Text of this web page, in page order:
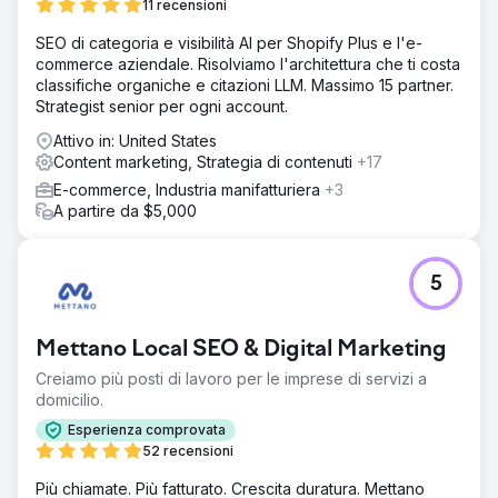
posizioni nei risultati di ricerca per le parole chiave più
redditizie di Chicago relative alle vetrine. Come risultato
diretto, il cliente genera attualmente centinaia di lead
qualificati al mese esclusivamente tramite traffico
organico. Siamo riusciti a farli passare da una visibilità pari
a zero a uno dei siti più in alto nella classifica della zona.
Vai alla pagina agenzia
11 recensioni
SEO di categoria e visibilità AI per Shopify Plus e l'e-
commerce aziendale. Risolviamo l'architettura che ti costa
classifiche organiche e citazioni LLM. Massimo 15 partner.
Strategist senior per ogni account.
Attivo in: United States
Content marketing, Strategia di contenuti +17
E-commerce, Industria manifatturiera +3
A partire da $5,000
Mettano Local SEO & Digital Marketing
Creiamo più posti di lavoro per le imprese di servizi a
domicilio.
Esperienza comprovata
52 recensioni
5
Più chiamate. Più fatturato. Crescita duratura. Mettano